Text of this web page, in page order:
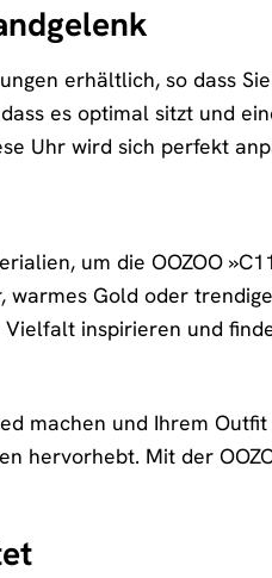
erhältlich, so dass
es optimal sitzt und
Uhr wird sich perfekt
um die OOZOO
warmes Gold oder
inspirieren und
machen und Ihrem
hervorhebt. Mit der